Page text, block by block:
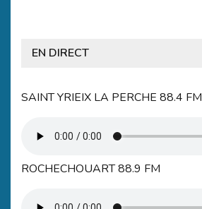
EN DIRECT
SAINT YRIEIX LA PERCHE 88.4 FM
ROCHECHOUART 88.9 FM